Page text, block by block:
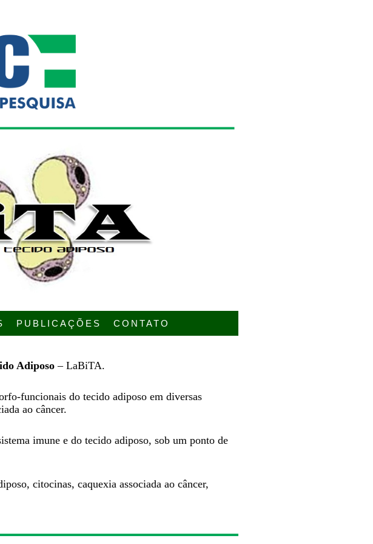
PUBLICAÇÕES CONTATO
Adiposo– LaBiTA.
funcionais do tecido adiposo em diversas
ao câncer.
imune e do tecido adiposo, sob um ponto de
citocinas, caquexia associada ao câncer,